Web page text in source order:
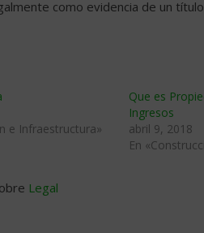
como evidencia de un
e Infraestructura»
Que es
Ingresos
abril 9, 2018
En
Legal